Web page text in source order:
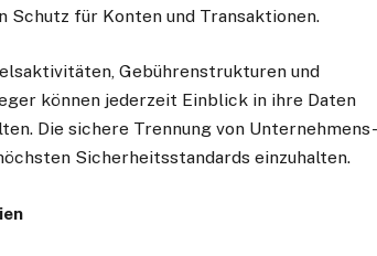
Schutz für Konten und Transaktionen.
Gebührenstrukturen und
können jederzeit Einblick in ihre Daten
Die sichere Trennung von Unternehmens-
Sicherheitsstandards einzuhalten.